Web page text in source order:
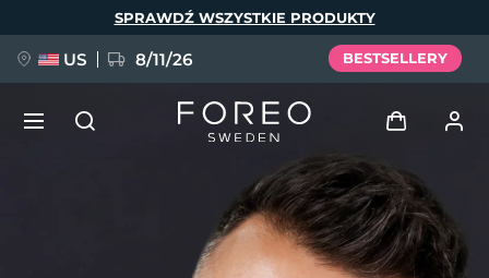
SPRAWDŹ WSZYSTKIE PRODUKTY
US 8/11/26 BESTSELLERY
Zaloguj
Profil użytkownika